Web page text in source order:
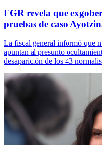
FGR revela que
pruebas de caso
La fiscal general informó que
apuntan al presunto
desaparición de los 43